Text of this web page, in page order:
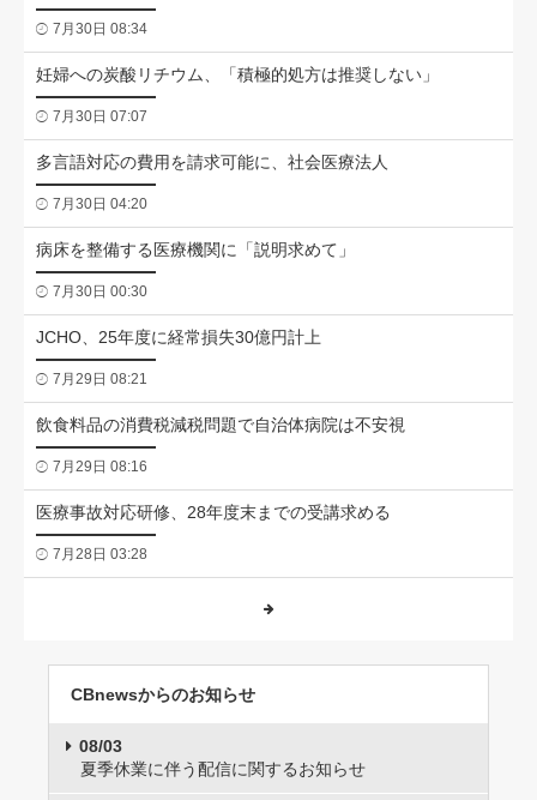
7月30日 08:34
妊婦への炭酸リチウム、「積極的処方は推奨しない」
7月30日 07:07
多言語対応の費用を請求可能に、社会医療法人
7月30日 04:20
病床を整備する医療機関に「説明求めて」
7月30日 00:30
JCHO、25年度に経常損失30億円計上
7月29日 08:21
飲食料品の消費税減税問題で自治体病院は不安視
7月29日 08:16
医療事故対応研修、28年度末までの受講求める
7月28日 03:28
CBnewsからのお知らせ
08/03
夏季休業に伴う配信に関するお知らせ